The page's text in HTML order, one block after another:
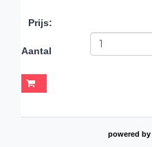
Prijs:
Aantal
powered by